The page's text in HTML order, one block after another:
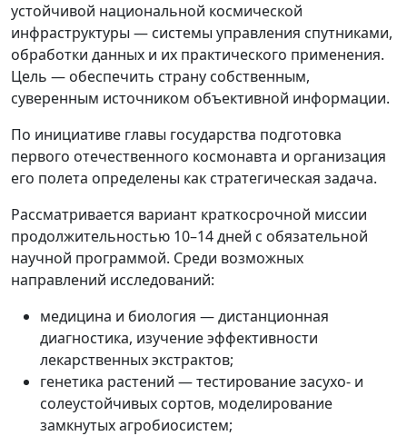
устойчивой национальной космической
инфраструктуры — системы управления спутниками,
обработки данных и их практического применения.
Цель — обеспечить страну собственным,
суверенным источником объективной информации.
По инициативе главы государства подготовка
первого отечественного космонавта и организация
его полета определены как стратегическая задача.
Рассматривается вариант краткосрочной миссии
продолжительностью 10–14 дней с обязательной
научной программой. Среди возможных
направлений исследований:
медицина и биология — дистанционная
диагностика, изучение эффективности
лекарственных экстрактов;
генетика растений — тестирование засухо- и
солеустойчивых сортов, моделирование
замкнутых агробиосистем;